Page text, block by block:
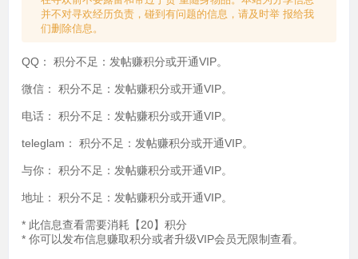
并不对寻欢经历负责，碰到有问题的信息，请及时举 报给我
们删除信息。
QQ： 积分不足：发帖赚积分或开通VIP。
微信： 积分不足：发帖赚积分或开通VIP。
电话： 积分不足：发帖赚积分或开通VIP。
teleglam： 积分不足：发帖赚积分或开通VIP。
与你： 积分不足：发帖赚积分或开通VIP。
地址： 积分不足：发帖赚积分或开通VIP。
* 此信息查看需要消耗【20】积分
* 你可以发布信息赚取积分或者升级VIP会员无限制查看。